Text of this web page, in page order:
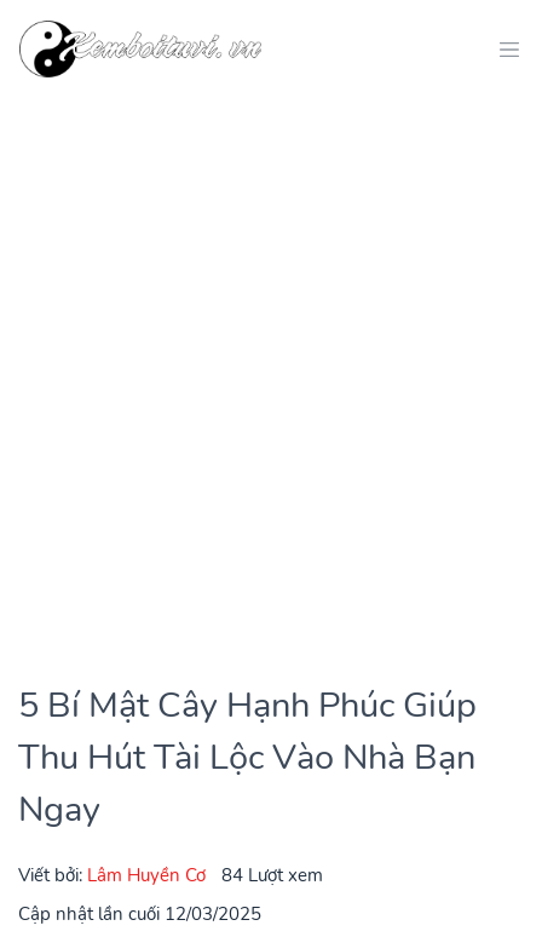
5 Bí Mật Cây Hạnh Phúc Giúp
Thu Hút Tài Lộc Vào Nhà Bạn
Ngay
Viết bởi: Lâm Huyền Cơ
84 Lượt xem
Cập nhật lần cuối 12/03/2025